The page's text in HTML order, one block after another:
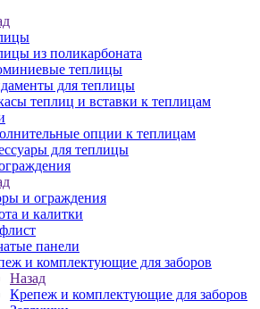
из поликарбоната
теплицы
для теплицы
теплиц и вставки к теплицам
опции к теплицам
для теплицы
и ограждения
и калитки
панели
и комплектующие для заборов
Назад
Крепеж и комплектующие для заборов